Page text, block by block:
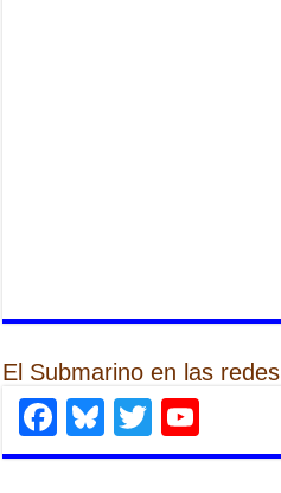
El Submarino en las redes
Facebook
Bluesky
Twitter